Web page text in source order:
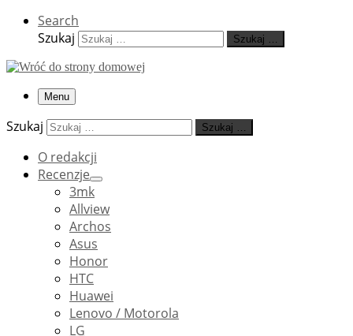
Search
Szukaj
Szukaj …
Menu
Szukaj Szukaj …
O redakcji
Recenzje
3mk
Allview
Archos
Asus
Honor
HTC
Huawei
Lenovo / Motorola
LG